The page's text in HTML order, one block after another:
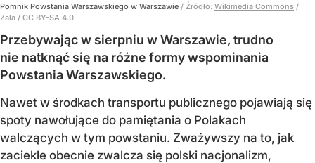
Pomnik Powstania Warszawskiego w Warszawie / Źródło: Wikimedia Commons /
Zala / CC BY-SA 4.0
Przebywając w sierpniu w Warszawie, trudno
nie natknąć się na różne formy wspominania
Powstania Warszawskiego.
Nawet w środkach transportu publicznego pojawiają się
spoty nawołujące do pamiętania o Polakach
walczących w tym powstaniu. Zważywszy na to, jak
zaciekle obecnie zwalcza się polski nacjonalizm,